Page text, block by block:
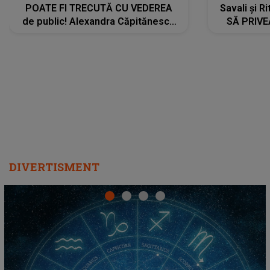
POATE FI TRECUTĂ CU VEDEREA
de public! Alexandra Căpitănescu
Savali și
SĂ
DIVERTISMENT